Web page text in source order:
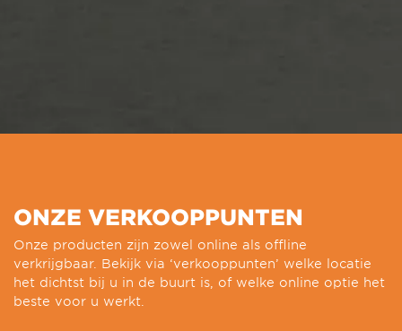
ONZE VERKOOPPUNTEN
Onze producten zijn zowel online als offline
verkrijgbaar. Bekijk via ‘verkooppunten’ welke locatie
het dichtst bij u in de buurt is, of welke online optie het
beste voor u werkt.